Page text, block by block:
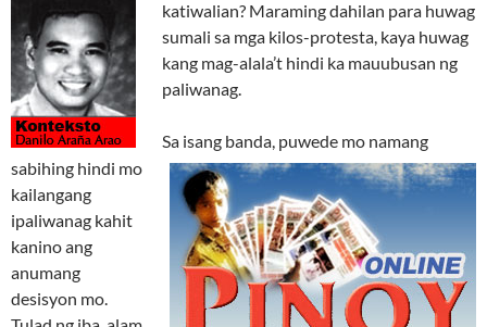
katiwalian? Maraming dahilan para huwag
sumali sa mga kilos-protesta, kaya huwag
kang mag-alala’t hindi ka mauubusan ng
paliwanag.
Sa isang banda, puwede mo namang
sabihing hindi mo
kailangang
ipaliwanag kahit
kanino ang
anumang
desisyon mo.